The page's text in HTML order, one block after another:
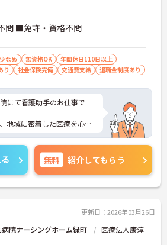
問 ■免許・資格不問
なめ 無資格OK
年間休日110日以上
り
社会保険完備 交通費支給 退職金制度あり
にて看護助手のお仕事で
地域に密着した医療を心が
ットーに、完全週休2日制
の充実に努めています★
応募も可能ですので、この
ートされたい方にもおすす
のでお気軽にご相談くださ
無料 紹介してもらう
更新日：2026年03月26日
院ナーシングホーム緑町
医療法人康淳